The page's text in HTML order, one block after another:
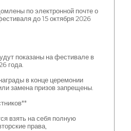
по электронной почте о
до 15 октября 2026
показаны на фестивале в
года.
в конце церемонии
замена призов запрещены.
взять на себя полную
права,